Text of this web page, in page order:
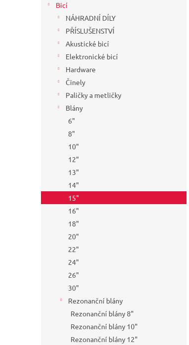
Bicí
NÁHRADNÍ DÍLY
PŘÍSLUŠENSTVÍ
Akustické bicí
Elektronické bicí
Hardware
Činely
Paličky a metličky
Blány
6"
8"
10"
12"
13"
14"
15"
16"
18"
20"
22"
24"
26"
30"
Rezonanční blány
Rezonanční blány 8"
Rezonanční blány 10"
Rezonanční blány 12"